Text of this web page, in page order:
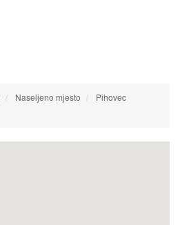
Naseljeno mjesto
Pihovec